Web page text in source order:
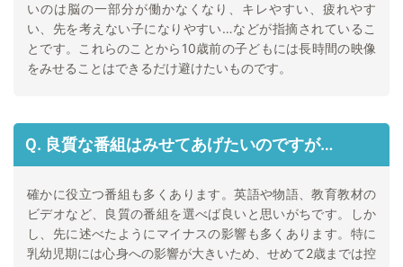
いのは脳の一部分が働かなくなり、キレやすい、疲れやす
い、先を考えない子になりやすい…などが指摘されているこ
とです。これらのことから10歳前の子どもには長時間の映像
をみせることはできるだけ避けたいものです。
Ｑ. 良質な番組はみせてあげたいのですが…
確かに役立つ番組も多くあります。英語や物語、教育教材の
ビデオなど、良質の番組を選べば良いと思いがちです。しか
し、先に述べたようにマイナスの影響も多くあります。特に
乳幼児期には心身への影響が大きいため、せめて2歳までは控